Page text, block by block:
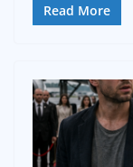
Read More